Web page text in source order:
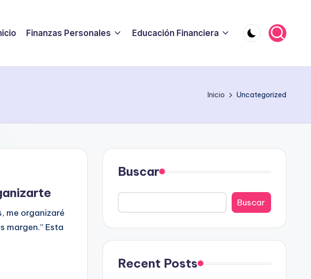
Finanzas Personales Educación Financiera
Inicio Uncategorized
me organizaré
margen.” Esta
Buscar
Buscar
Recent Posts